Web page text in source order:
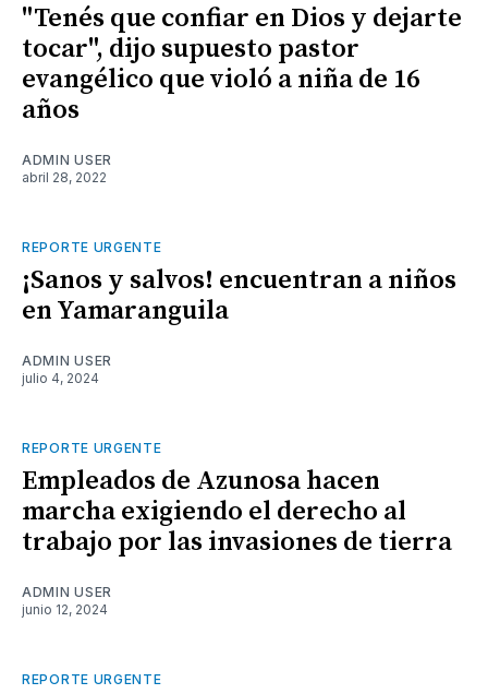
"Tenés que confiar en Dios y dejarte
tocar", dijo supuesto pastor
evangélico que violó a niña de 16
años
ADMIN USER
abril 28, 2022
REPORTE URGENTE
¡Sanos y salvos! encuentran a niños
en Yamaranguila
ADMIN USER
julio 4, 2024
REPORTE URGENTE
Empleados de Azunosa hacen
marcha exigiendo el derecho al
trabajo por las invasiones de tierra
ADMIN USER
junio 12, 2024
REPORTE URGENTE